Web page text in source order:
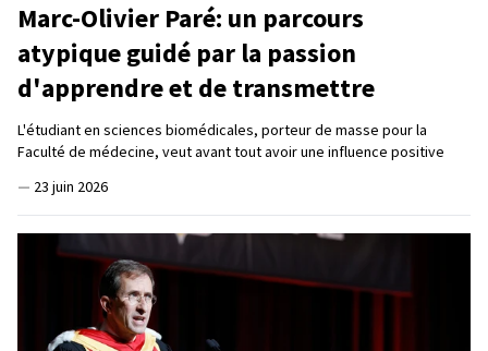
Marc-Olivier Paré: un parcours
atypique guidé par la passion
d'apprendre et de transmettre
L'étudiant en sciences biomédicales, porteur de masse pour la
Faculté de médecine, veut avant tout avoir une influence positive
— 23 juin 2026